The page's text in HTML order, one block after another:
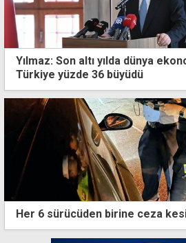
Yılmaz: Son altı yılda dünya
Türkiye yüzde 36 büyüdü
Her 6 sürücüden birine ceza